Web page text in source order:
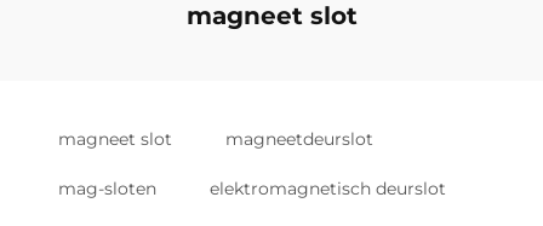
magneet slot
magneet slot magneetdeurslot
mag-sloten elektromagnetisch deurslot